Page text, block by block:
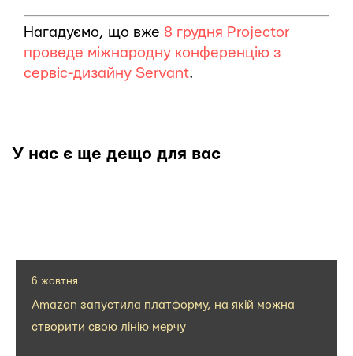
Нагадуємо, що вже 8 грудня Projector
проведе міжнародну конференцію з
сервіс-дизайну Servant.
У нас є ще дещо для вас
6 жовтня
Amazon запустила платформу, на якій можна
створити свою лінію мерчу